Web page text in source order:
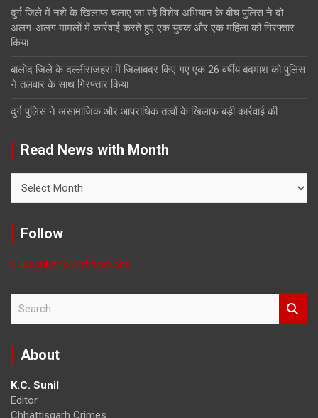
दुर्ग जिले में नशे के खिलाफ चलाए जा रहे विशेष अभियान के बीच पुलिस ने दो
अलग-अलग मामलों में कार्रवाई करते हुए एक युवक और एक महिला को गिरफ्तार
किया
बालोद जिले के दल्लीराजहरा में जिलाबदर किए गए एक 26 वर्षीय बदमाश को पुलिस
ने तलवार के साथ गिरफ्तार किया
दुर्ग पुलिस ने असामाजिक और आपराधिक तत्वों के खिलाफ बड़ी कार्रवाई की
Read News with Month
News
Month
Follow
Subscribe to notifications
r
About
K.C. Sunil
Editor
Chhattisgarh Crimes